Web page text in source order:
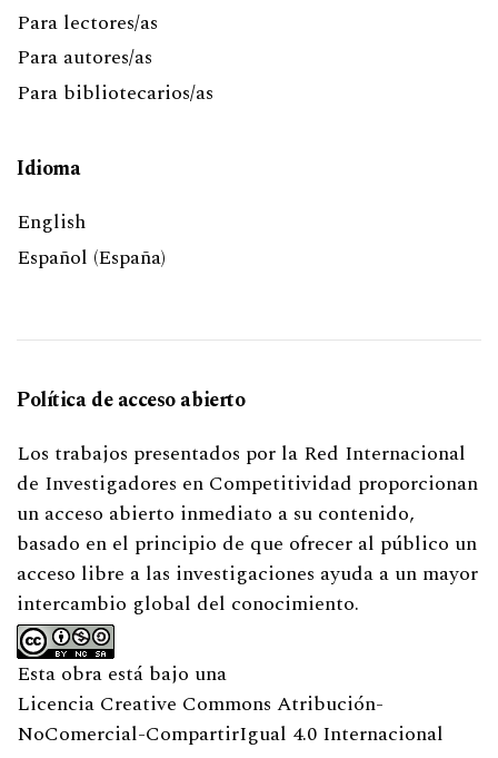
Para lectores/as
Para autores/as
Para bibliotecarios/as
Idioma
English
Español (España)
Política de acceso abierto
Los trabajos presentados por la Red Internacional
de Investigadores en Competitividad proporcionan
un acceso abierto inmediato a su contenido,
basado en el principio de que ofrecer al público un
acceso libre a las investigaciones ayuda a un mayor
intercambio global del conocimiento.
Esta obra está bajo una
Licencia Creative Commons Atribución-
NoComercial-CompartirIgual 4.0 Internacional